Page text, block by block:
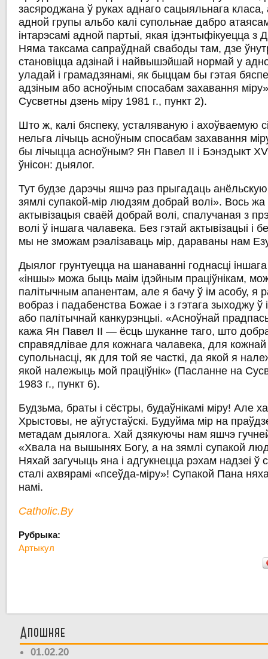
засяроджана ў руках аднаго сацыяльнага
адной групы альбо калі супольнае дабро
інтарэсамі адной партыі, якая ідэнтыфікуецца з
Няма таксама сапраўднай свабоды там, дзе
становіцца адзінай і найвышэйшай нормай у
уладай і грамадзянамі, як быццам бы гэтая
адзіным або асноўным спосабам захавання
Сусветны дзень міру 1981 г., пункт 2).
Што ж, калі бяспеку, усталяваную і ахоўваемую
нельга лічыць асноўным спосабам захавання
бы лічыцца асноўным? Ян Павел ІІ і Бэнэдыкт
ўнісон: дыялог.
Тут будзе дарэчы яшчэ раз прыгадаць
зямлі супакой-мір людзям добрай волі». Вось
актывізацыя сваёй добрай волі, спалучаная з
волі ў іншага чалавека. Без гэтай актывізацыі і
мы не зможам рэалізаваць мір, дараваны нам
Дыялог грунтуецца на шанаванні годнасці
«іншы» можа быць маім ідэйным праціўнікам,
палітычным апанентам, але я бачу ў ім асобу, я
вобраз і падабенства Божае і з гэтага зыходжу ў
або палітычнай канкурэнцыі. «Асноўнай
кажа Ян Павел ІІ — ёсць шуканне таго, што
справядлівае для кожнага чалавека, для кожнай
супольнасці, як для той яе часткі, да якой я
якой належыць мой праціўнік» (Пасланне на
1983 г., пункт 6).
Будзьма, браты і сёстры, будаўнікамі міру! Але
Хрыстовы, не аўгустаўскі. Будуйма мір на
метадам дыялога. Хай дзякуючы нам яшчэ
«Хвала на вышынях Богу, а на зямлі супакой
Няхай загучыць яна і адгукнецца рэхам надзеі ў
сталі ахвярамі «псеўда-міру»! Супакой Пана
намі.
Catholic.By
Рубрыка:
Артыкул
Апошняе
01.02.20